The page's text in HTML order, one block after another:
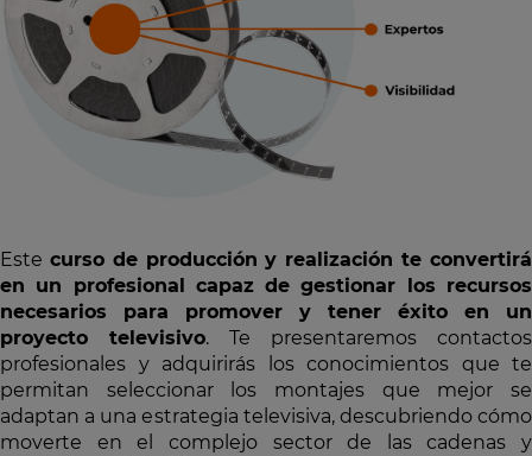
Este curso de producción y realización te convertirá
en un profesional capaz de gestionar los recursos
necesarios para promover y tener éxito en un
proyecto televisivo. Te presentaremos contactos
profesionales y adquirirás los conocimientos que te
permitan seleccionar los montajes que mejor se
adaptan a una estrategia televisiva, descubriendo cómo
moverte en el complejo sector de las cadenas y